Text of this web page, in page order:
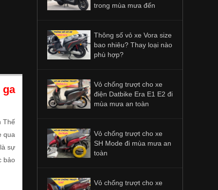
ga
Thế
qua
sự
bảo
trong mùa mưa đến
Thông số vỏ xe Vora size
bao nhiêu? Thay loại nào
phù hợp?
Vỏ chống trượt cho xe
điện Datbike Era E1 E2 đi
mùa mưa an toàn
Vỏ chống trượt cho xe
SH Mode đi mùa mưa an
toàn
Vỏ chống trượt cho xe